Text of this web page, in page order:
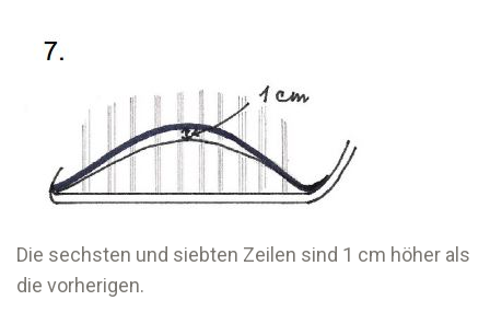
Die sechsten und siebten Zeilen sind 1 cm höher als
die vorherigen.